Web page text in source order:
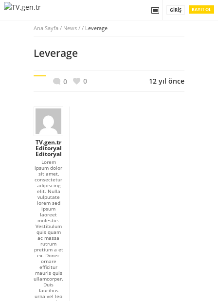
KAYIT OL
GIRIŞ
Ana Sayfa / News / / Leverage
Leverage
0 0 12 yıl önce
TV.gen.tr
Editoryal
Editoryal
Lorem
ipsum dolor
sit amet,
consectetur
adipiscing
elit. Nulla
vulputate
lorem sed
ipsum
laoreet
molestie.
Vestibulum
quis quam
ac massa
rutrum
pretium a et
ex. Donec
ornare
efficitur
mauris quis
ullamcorper.
Duis
faucibus
urna vel leo